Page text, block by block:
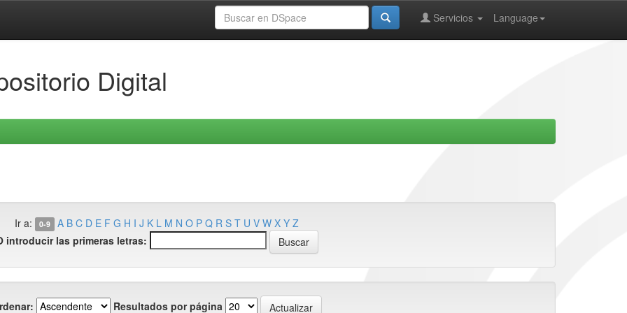
Language
Servicios
Digital
Ir a: 0-9 A B C D E F G H I J K L M N O P Q R S T U V W X Y Z
introducir las primeras letras:
Resultados por página